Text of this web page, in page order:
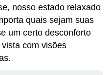
nosso estado relaxado
quais sejam suas
um certo desconforto
com visões